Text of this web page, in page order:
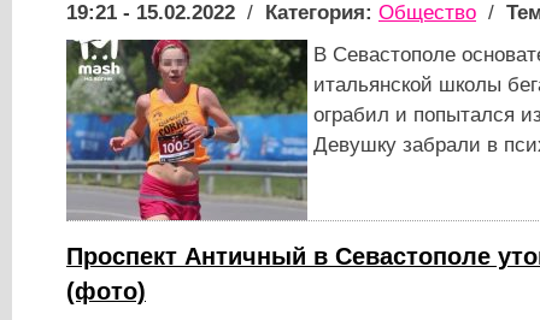
19:21 - 15.02.2022 / Категория: Общество /
В Севастополе
итальянской школы
ограбил и попытался
Девушку забрали в
Проспект Античный в Севастополе
(фото)